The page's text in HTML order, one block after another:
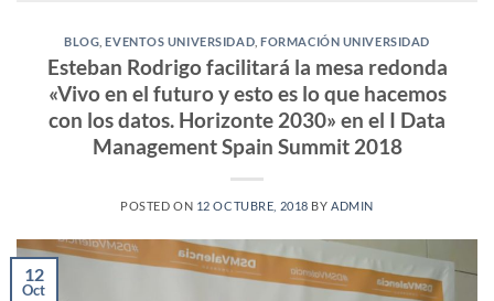
BLOG ,EVENTOS UNIVERSIDAD ,FORMACIÓN UNIVERSIDAD
Esteban Rodrigo facilitará la mesa redonda
«Vivo en el futuro y esto es lo que hacemos
con los datos. Horizonte 2030» en el I Data
Management Spain Summit 2018
POSTED ON 12 OCTUBRE, 2018 BY ADMIN
12
Oct